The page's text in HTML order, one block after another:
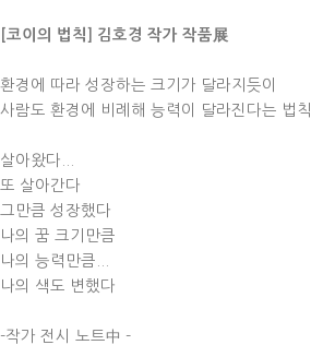
[코이의 법칙] 김호경 작가 작품展
환경에 따라 성장하는 크기가 달라지듯이
사람도 환경에 비례해 능력이 달라진다는 법칙
살아왔다...
또 살아간다
그만큼 성장했다
나의 꿈 크기만큼
나의 능력만큼...
나의 색도 변했다
-작가 전시 노트中 -